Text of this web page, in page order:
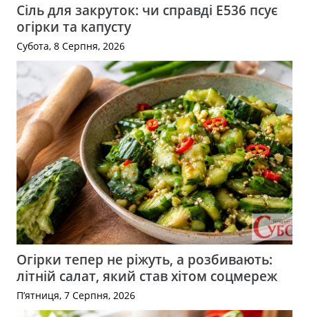
Сіль для закруток: чи справді Е536 псує
огірки та капусту
Субота, 8 Серпня, 2026
Огірки тепер не ріжуть, а розбивають:
літній салат, який став хітом соцмереж
П’ятниця, 7 Серпня, 2026